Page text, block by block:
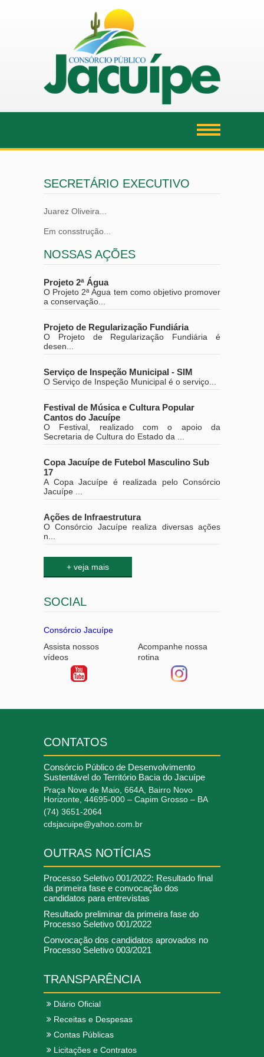
SECRETÁRIO EXECUTIVO
Juarez Oliveira...
Em consstrução...
NOSSAS AÇÕES
Projeto 2ª Água
O Projeto 2ª Água tem como objetivo promover
a conservação...
Projeto de Regularização Fundiária
O Projeto de Regularização Fundiária é
desen...
Serviço de Inspeção Municipal - SIM
O Serviço de Inspeção Municipal é o serviço...
Festival de Música e Cultura Popular
Cantos do Jacuípe
O Festival, realizado com o apoio da
Secretaria de Cultura do Estado da ...
Copa Jacuípe de Futebol Masculino Sub
17
A Copa Jacuípe é realizada pelo Consórcio
Jacuípe ...
Ações de Infraestrutura
O Consórcio Jacuípe realiza diversas ações
n...
SOCIAL
Consórcio Jacuípe
Assista nossos
vídeos
Acompanhe nossa
rotina
CONTATOS
Consórcio Público de Desenvolvimento
Sustentável do Território Bacia do Jacuípe
Praça Nove de Maio, 664A, Bairro Novo
Horizonte, 44695-000 – Capim Grosso – BA
(74) 3651-2064
cdsjacuipe@yahoo.com.br
OUTRAS NOTÍCIAS
Processo Seletivo 001/2022: Resultado final
da primeira fase e convocação dos
candidatos para entrevistas
Resultado preliminar da primeira fase do
Processo Seletivo 001/2022
Convocação dos candidatos aprovados no
Processo Seletivo 003/2021
TRANSPARÊNCIA
Diário Oficial
Receitas e Despesas
Contas Públicas
Licitações e Contratos